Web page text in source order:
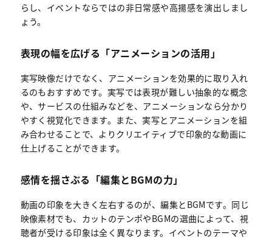
らし、イベントならではの非日常感や高揚感を演出しまし
ょう。
表現の幅を広げる「アニメーションの活用」
実写映像だけでなく、アニメーションを効果的に取り入れ
るのもおすすめです。実写では表現が難しい抽象的な概念
や、サービスの仕組みなどを、アニメーションなら分かり
やすく視覚化できます。また、実写とアニメーションを組
み合わせることで、よりクリエイティブで印象的な動画に
仕上げることができます。
感情を揺さぶる「編集とBGMの力」
動画の印象を大きく左右するのが、編集とBGMです。同じ
映像素材でも、カットのテンポやBGMの選曲によって、視
聴者が受ける印象は全く異なります。イベントのテーマや